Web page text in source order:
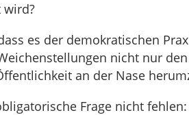
wird?
es der demokratischen
nicht nur
an der Nase
Frage nicht